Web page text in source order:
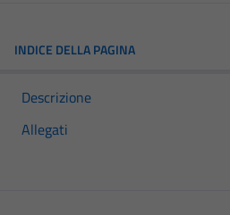
INDICE DELLA PAGINA
Descrizione
Allegati